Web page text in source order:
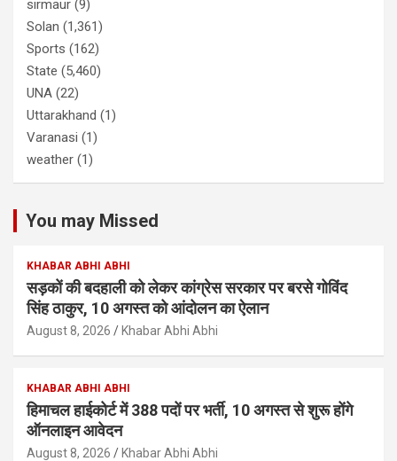
sirmaur (9)
Solan (1,361)
Sports (162)
State (5,460)
UNA (22)
Uttarakhand (1)
Varanasi (1)
weather (1)
You may Missed
KHABAR ABHI ABHI
सड़कों की बदहाली को लेकर कांग्रेस सरकार पर बरसे गोविंद
सिंह ठाकुर, 10 अगस्त को आंदोलन का ऐलान
August 8, 2026 Khabar Abhi Abhi
KHABAR ABHI ABHI
हिमाचल हाईकोर्ट में 388 पदों पर भर्ती, 10 अगस्त से शुरू होंगे
ऑनलाइन आवेदन
August 8, 2026 Khabar Abhi Abhi